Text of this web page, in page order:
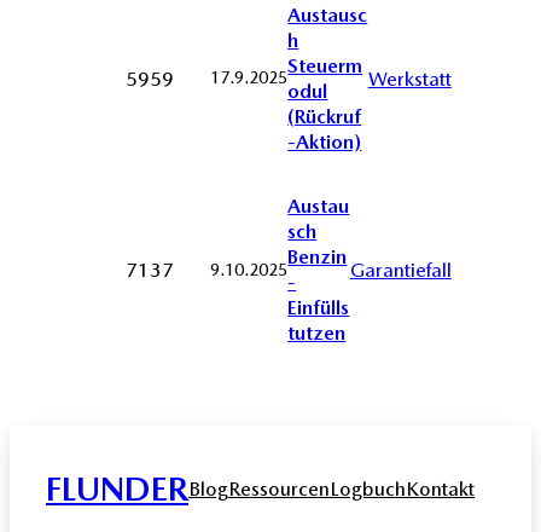
5959 17.9.2025
Austausc
h
Steuerm
odul
(Rückruf
-Aktion)
Werkstatt
7137 9.10.2025
Austau
sch
Benzin
-
Einfülls
tutzen
Garantiefall
FLUNDERBlogRessourcenLogbuchKontakt